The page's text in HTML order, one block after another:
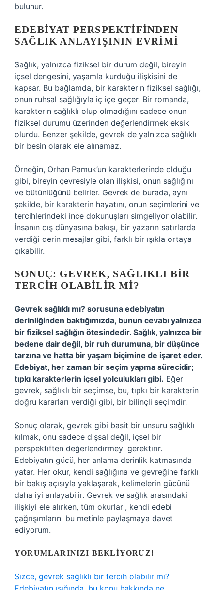
bulunur.
EDEBIYAT PERSPEKTIFINDEN
SAĞLIK ANLAYIŞININ EVRIMI
Sağlık, yalnızca fiziksel bir durum değil, bireyin
içsel dengesini, yaşamla kurduğu ilişkisini de
kapsar. Bu bağlamda, bir karakterin fiziksel sağlığı,
onun ruhsal sağlığıyla iç içe geçer. Bir romanda,
karakterin sağlıklı olup olmadığını sadece onun
fiziksel durumu üzerinden değerlendirmek eksik
olurdu. Benzer şekilde, gevrek de yalnızca sağlıklı
bir besin olarak ele alınamaz.
Örneğin, Orhan Pamuk’un karakterlerinde olduğu
gibi, bireyin çevresiyle olan ilişkisi, onun sağlığını
ve bütünlüğünü belirler. Gevrek de burada, aynı
şekilde, bir karakterin hayatını, onun seçimlerini ve
tercihlerindeki ince dokunuşları simgeliyor olabilir.
İnsanın dış dünyasına bakışı, bir yazarın satırlarda
verdiği derin mesajlar gibi, farklı bir ışıkla ortaya
çıkabilir.
SONUÇ: GEVREK, SAĞLIKLI BIR
TERCIH OLABILIR MI?
Gevrek sağlıklı mı? sorusuna edebiyatın
derinliğinden baktığımızda, bunun cevabı yalnızca
bir fiziksel sağlığın ötesindedir. Sağlık, yalnızca bir
bedene dair değil, bir ruh durumuna, bir düşünce
tarzına ve hatta bir yaşam biçimine de işaret eder.
Edebiyat, her zaman bir seçim yapma sürecidir;
tıpkı karakterlerin içsel yolculukları gibi. Eğer
gevrek, sağlıklı bir seçimse, bu, tıpkı bir karakterin
doğru kararları verdiği gibi, bir bilinçli seçimdir.
Sonuç olarak, gevrek gibi basit bir unsuru sağlıklı
kılmak, onu sadece dışsal değil, içsel bir
perspektiften değerlendirmeyi gerektirir.
Edebiyatın gücü, her anlama derinlik katmasında
yatar. Her okur, kendi sağlığına ve gevreğine farklı
bir bakış açısıyla yaklaşarak, kelimelerin gücünü
daha iyi anlayabilir. Gevrek ve sağlık arasındaki
ilişkiyi ele alırken, tüm okurları, kendi edebi
çağrışımlarını bu metinle paylaşmaya davet
ediyorum.
YORUMLARINIZI BEKLIYORUZ!
Sizce, gevrek sağlıklı bir tercih olabilir mi?
Edebiyatın ışığında, bu konu hakkında ne